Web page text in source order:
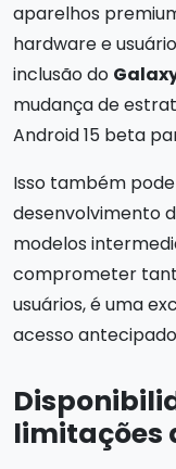
aparelhos
hardware e
inclusão do
mudança de
Android 15 beta
Isso também
desenvolvimento
modelos
comprometer
usuários, é uma
acesso
limitações